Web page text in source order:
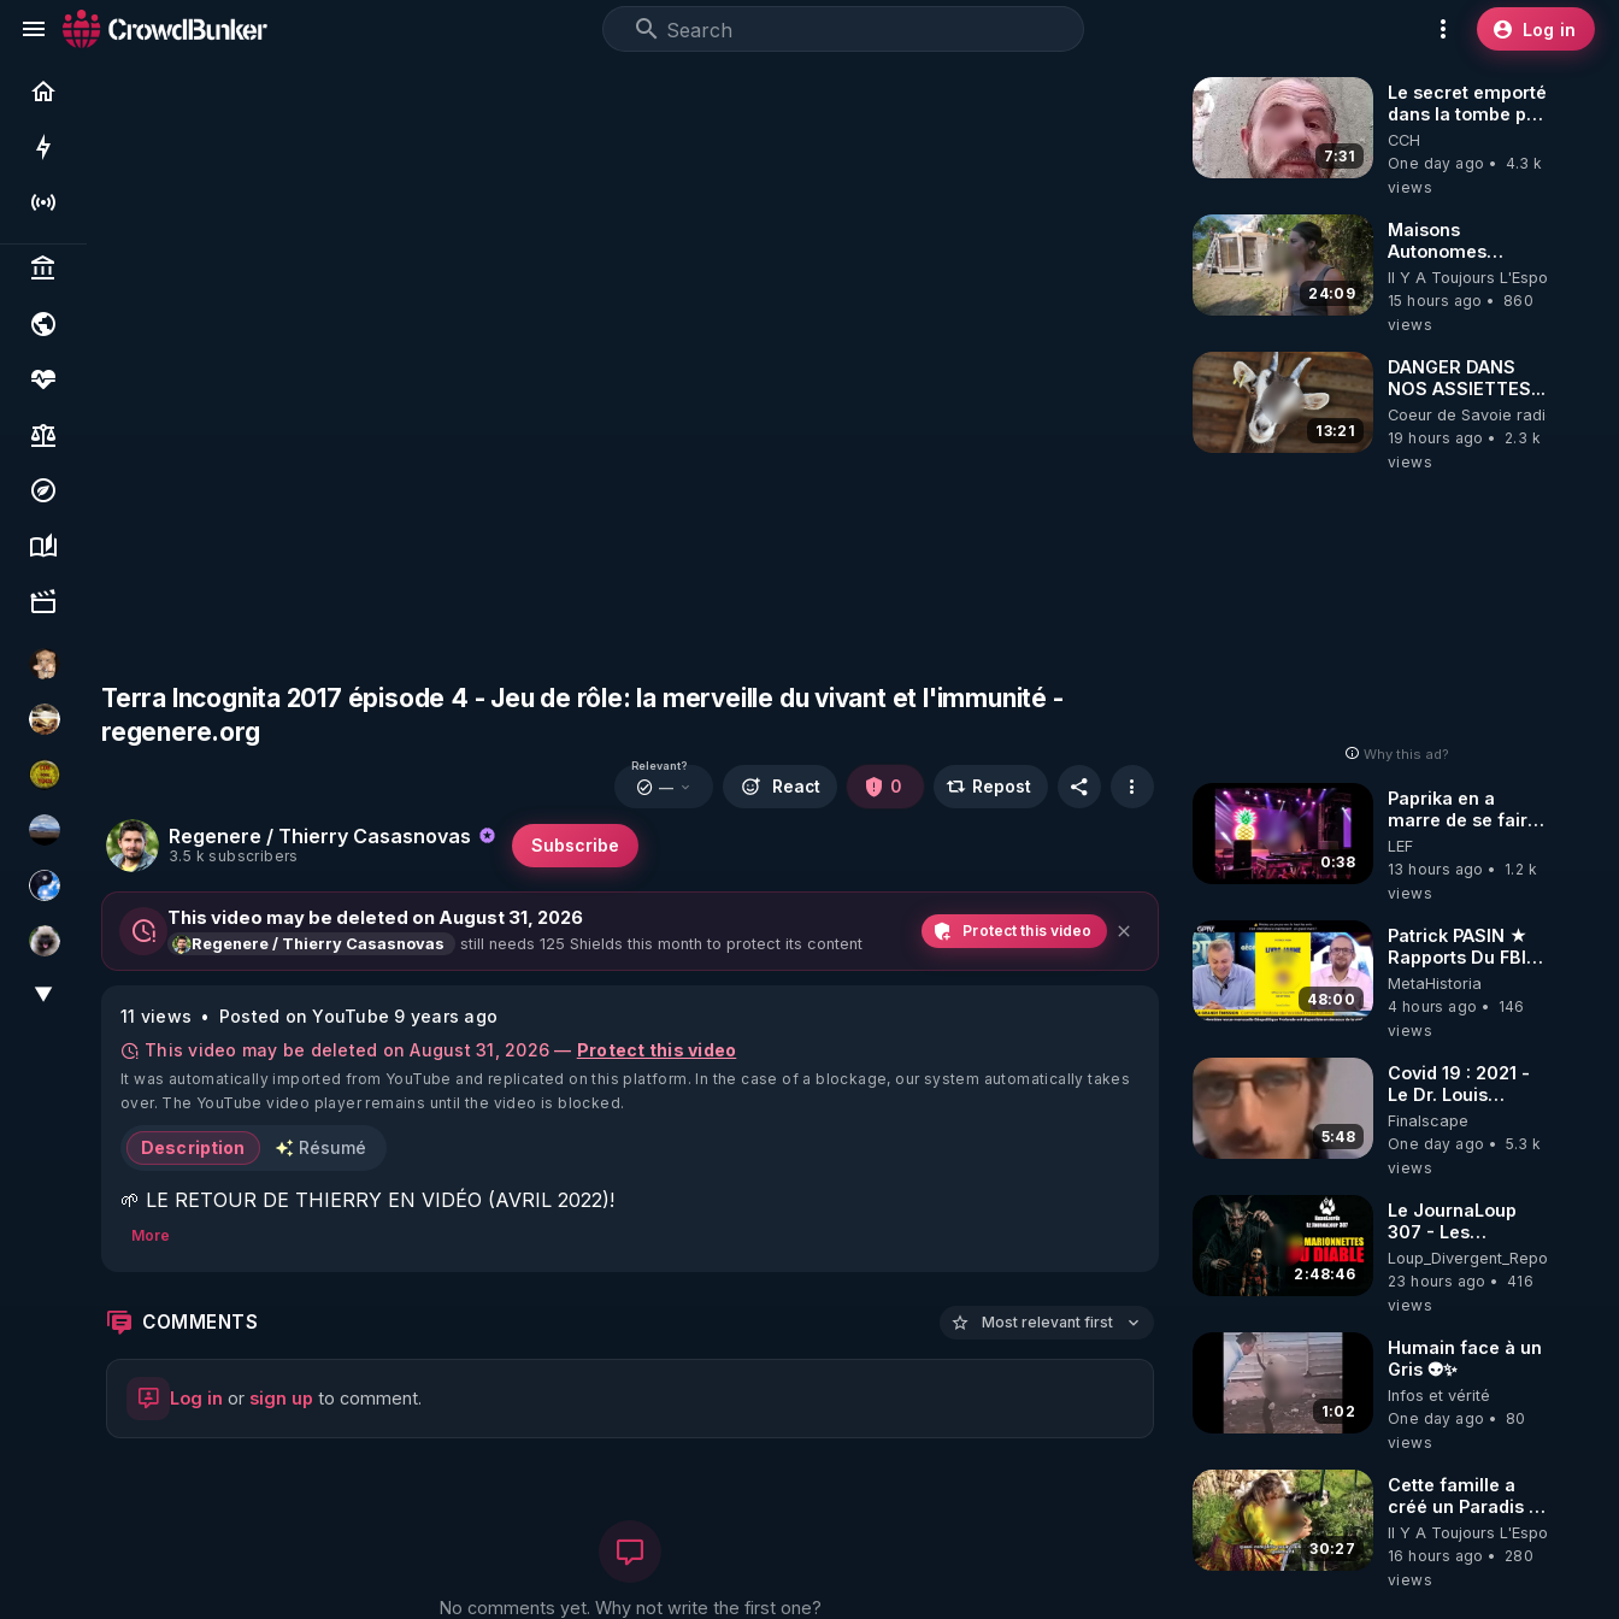
Log in
Live
Politics & institutions
Society, justice & freedoms
Economy, environment & technology
Science, history & spirituality
Culture, media & entertainment
DataCenter
patatrak
CDS pour TOUS
michel lanceur alerte
Chercheur de vérité
Priscane
▼
Terra Incognita 2017 épisode 4 - Jeu de rôle: la merveille du vivant et l'immunité -
regenere.org
Regenere / Thierry Casasnovas
3.5 k subscribers
Subscribe
Relevant?
— React 0 Repost
This video may be deleted on August 31, 2026
Regenere / Thierry Casasnovas still needs 125 Shields this month to protect its content
Protect this video
11 views
Posted on YouTube 9 years ago
This video may be deleted on August 31, 2026 — Protect this video
It was automatically imported from YouTube and replicated on this platform. In the case of a blockage, our system automatically takes
over. The YouTube video player remains until the video is blocked.
Description Résumé
🌱 LE RETOUR DE THIERRY EN VIDÉO (AVRIL 2022)!
🌱 LE MAGAZINE RÉGÉNÈRE
http://rgnr.li/ymag
More
COMMENTS Most relevant first
Log in or sign up to comment.
No comments yet. Why not write the first one?
7:31
Le secret emporté
dans la tombe par
le Commandant
Cousteau le 25
juin 1997
CCH
One day ago
4.3 k
views
24:09
Maisons
Autonomes
Démontables (et
c'est légal). Visite
éco village en
Il Y A Toujours L'Espoir
15 hours ago
860
views
13:21
DANGER DANS
NOS ASSIETTES...
Coeur de Savoie radioweb TV
19 hours ago
2.3 k
views
Why this ad?
0:38
Paprika en a
marre de se faire
interdire de
spectacle. Elle
décide donc de
LEF
13 hours ago
1.2 k
views
48:00
Patrick PASIN ★
Rapports Du FBI :
Ce Qu'Ils Disent
De Plus Grave Sur
Hitler
MetaHistoria
4 hours ago
146
views
5:48
Covid 19 : 2021 -
Le Dr. Louis
Fouché renverse
le plateau de
CNews !
Finalscape
One day ago
5.3 k
views
2:48:46
Le JournaLoup
307 - Les
Marionnettes du
Diable - Loup
Divergent
Loup_Divergent_Reposts
23 hours ago
416
views
1:02
Humain face à un
Gris 👽✨
Infos et vérité
One day ago
80
views
30:27
Cette famille a
créé un Paradis !
Permaculture &
Autonomie
Il Y A Toujours L'Espoir
16 hours ago
280
views